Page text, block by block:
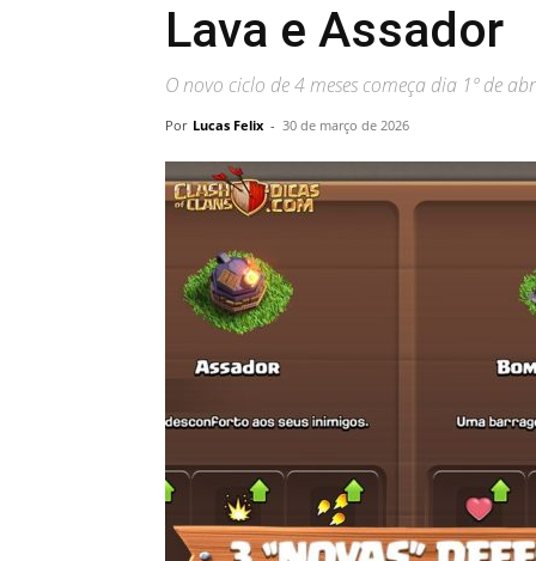
Lava e Assador
O novo ciclo de 4 meses começa dia 1º de
Por Lucas Felix - 30 de março de 2026